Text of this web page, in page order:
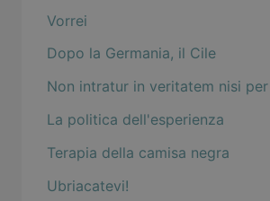
Vorrei
Dopo la Germania, il Cile
Non intratur in veritatem nisi
La politica dell'esperienza
Terapia della camisa negra
Ubriacatevi!